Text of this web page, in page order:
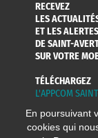
RECEVEZ
LES
ET LES ALERTES
DE SAINT-
SUR VOTRE
TÉLÉCHARGEZ
L'APPCOM
En poursuivant
cookies qui